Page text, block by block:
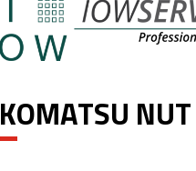
KOMATSU